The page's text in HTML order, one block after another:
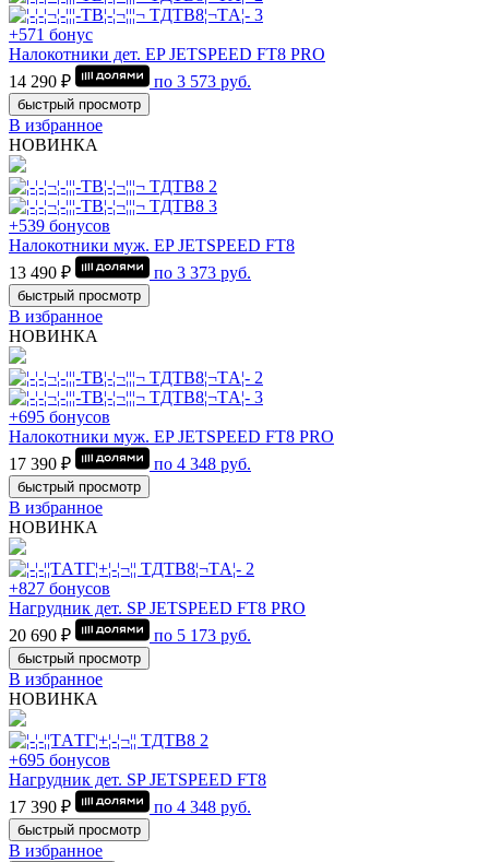
+571 бонус
Налокотники дет. EP JETSPEED FT8 PRO
14 290 ₽
по 3 573 руб.
быстрый просмотр
В избранное
НОВИНКА
+539 бонусов
Налокотники муж. EP JETSPEED FT8
13 490 ₽
по 3 373 руб.
быстрый просмотр
В избранное
НОВИНКА
+695 бонусов
Налокотники муж. EP JETSPEED FT8 PRO
17 390 ₽
по 4 348 руб.
быстрый просмотр
В избранное
НОВИНКА
+827 бонусов
Нагрудник дет. SP JETSPEED FT8 PRO
20 690 ₽
по 5 173 руб.
быстрый просмотр
В избранное
НОВИНКА
+695 бонусов
Нагрудник дет. SP JETSPEED FT8
17 390 ₽
по 4 348 руб.
быстрый просмотр
В избранное